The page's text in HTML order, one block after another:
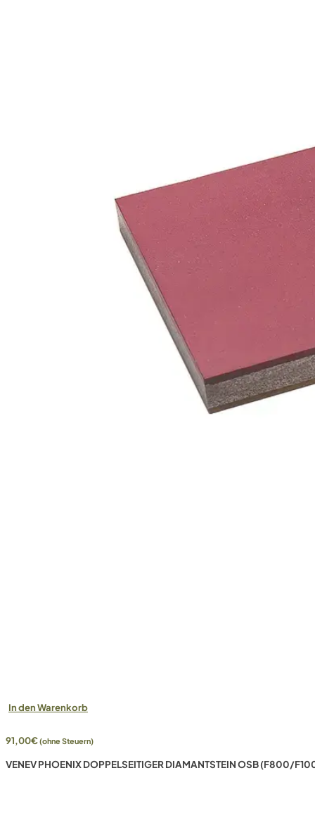
In den Warenkorb
91,00€(ohne Steuern)
VENEV PHOENIX DOPPELSEITIGER DIAMANTSTEIN OSB (F800/